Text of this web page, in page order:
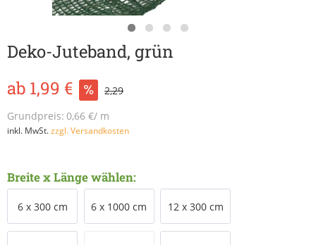
Deko-Juteband, grün
ab 1,99 €
2,29
Grundpreis: 0,66 €/ m
inkl. MwSt.zzgl. Versandkosten
Breite x Länge wählen:
6 x 300 cm 6 x 1000 cm 12 x 300 cm